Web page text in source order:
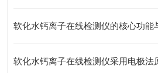
软化水钙离子在线检测仪的核心功能